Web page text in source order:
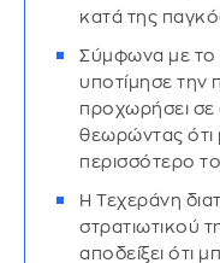
κατά της
Σύμφωνα με το
υποτίμησε την
προχωρήσει σε
θεωρώντας ότι
περισσότερο το
Η Τεχεράνη
στρατιωτικού
αποδείξει ότι